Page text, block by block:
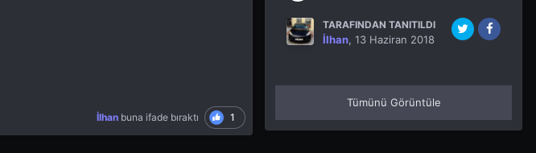
İlhan buna ifade bıraktı 1
TARAFINDAN TANITILDI
İlhan, 13 Haziran 2018
Tümünü Görüntüle